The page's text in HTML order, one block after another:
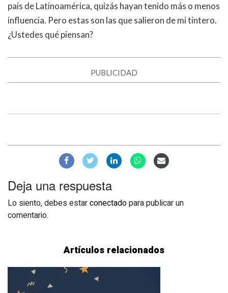
país de Latinoamérica, quizás hayan tenido más o menos
influencia. Pero estas son las que salieron de mi tintero.
¿Ustedes qué piensan?
PUBLICIDAD
Deja una respuesta
Lo siento, debes estarconectadopara publicar un
comentario.
Artículos relacionados